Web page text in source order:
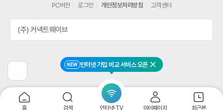
NEW 인터넷 가입 비교 서비스 오픈 닫기
홈 검색 인터넷·TV 마이페이지 최근본
전
페
이
지
PC버전 로그인 개인정보처리방침 고객센터
(주) 커넥트웨이브